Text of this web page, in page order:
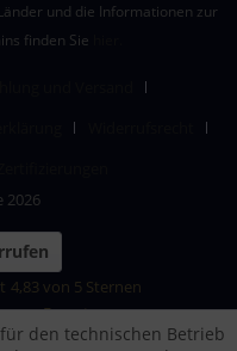
und die Informationen zur
finden Sie
2026
4,83 von 5 Sternen
den technischen Betrieb